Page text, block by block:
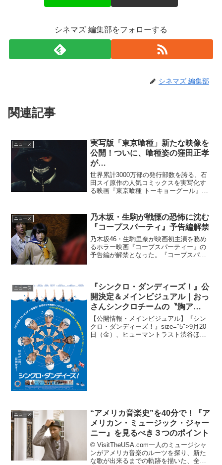
シネマズ 編集部をフォローする
シネマズ 編集部
関連記事
ニュース
実写版「東京喰種」新たな映像を
公開！ついに、喰種姿の窪田正孝
が…
世界累計3000万部の発行部数を誇る、石
田スイ原作の人気コミックスを実写化す
る映画『東京喰種 トーキョーグール』よ
ィーチャーした、特別予告映像が解禁
と...
ニュース
乃木坂・生駒が戦慄の恐怖に沈む
『コープスパーティ』予告編解禁
乃木坂46・生駒里奈が映画初主演を務め
るホラー映画『コープスパーティー』の
予告編が解禁となった。『コープスパー
ズ、ノベライズ...
ニュース
『シンクロ・ダンディーズ！』公
開決定＆メインビジュアル｜おっ
さんシンクロチームの〝胸ア
ツ“実話！
【公開情報・メインビジュアル】『シン
クロ・ダンディーズ！』size="5">9月20
日（金）、ヒューマントラスト渋谷ほか
ニュース
“アメリカ音楽史”を40分で！『ア
メリカン・ミュージック・ジャー
ニー』を見るべき３つのポイント
© VisitTheUSA.com一人のミュージシャ
ンがアメリカ音楽のルーツを探り、新た
な歌が出来るまでの軌跡を描いた、全米